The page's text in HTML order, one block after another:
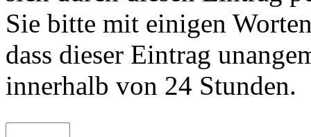
Sie bitte mit einigen
dass dieser Eintrag
innerhalb von 24 Stunden.